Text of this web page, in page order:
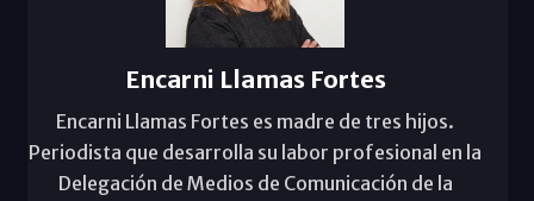
Encarni Llamas Fortes
Encarni Llamas Fortes es madre de tres hijos.
Periodista que desarrolla su labor profesional en la
Delegación de Medios de Comunicación de la